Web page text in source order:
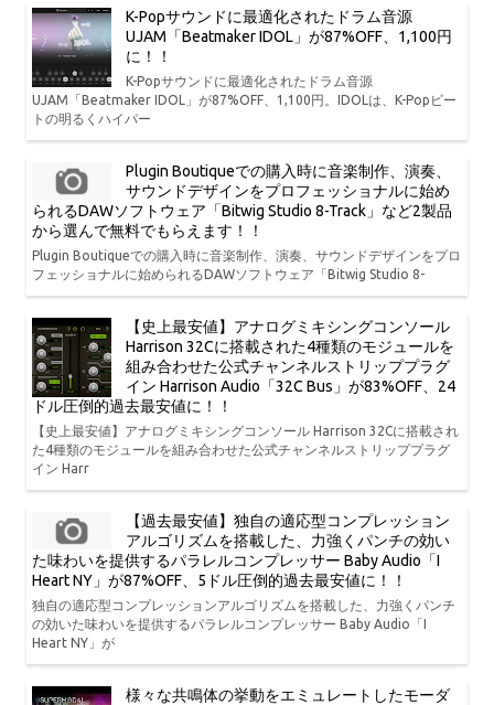
K-Popサウンドに最適化されたドラム音源
UJAM「Beatmaker IDOL」が87%OFF、1,100円
に！！
K-Popサウンドに最適化されたドラム音源
UJAM「Beatmaker IDOL」が87%OFF、1,100円。IDOLは、K-Popビー
トの明るくハイパー
Plugin Boutiqueでの購入時に音楽制作、演奏、
サウンドデザインをプロフェッショナルに始め
られるDAWソフトウェア「Bitwig Studio 8-Track」など2製品
から選んで無料でもらえます！！
Plugin Boutiqueでの購入時に音楽制作、演奏、サウンドデザインをプロ
フェッショナルに始められるDAWソフトウェア「Bitwig Studio 8-
【史上最安値】アナログミキシングコンソール
Harrison 32Cに搭載された4種類のモジュールを
組み合わせた公式チャンネルストリッププラグ
イン Harrison Audio「32C Bus」が83%OFF、24
ドル圧倒的過去最安値に！！
【史上最安値】アナログミキシングコンソール Harrison 32Cに搭載され
た4種類のモジュールを組み合わせた公式チャンネルストリッププラグ
イン Harr
【過去最安値】独自の適応型コンプレッション
アルゴリズムを搭載した、力強くパンチの効い
た味わいを提供するパラレルコンプレッサー Baby Audio「I
Heart NY」が87%OFF、5ドル圧倒的過去最安値に！！
独自の適応型コンプレッションアルゴリズムを搭載した、力強くパンチ
の効いた味わいを提供するパラレルコンプレッサー Baby Audio「I
Heart NY」が
様々な共鳴体の挙動をエミュレートしたモーダ